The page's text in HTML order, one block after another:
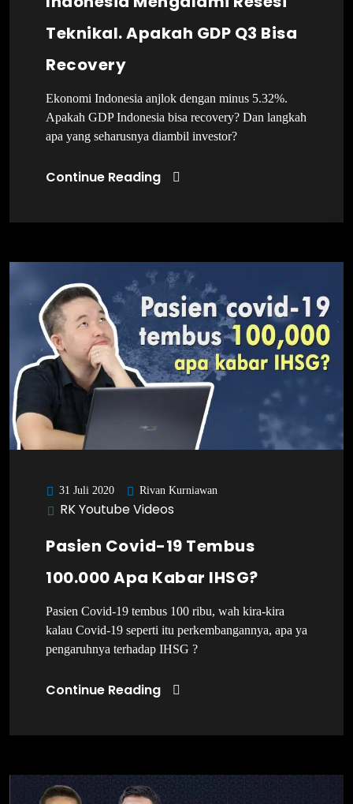
Teknikal. Apakah GDP Q3 Bisa
Recovery
Ekonomi Indonesia anjlok dengan minus 5.32%.
Apakah GDP Indonesia bisa recovery? Dan langkah
apa yang seharusnya diambil investor?
Continue Reading
31 Juli 2020 Rivan Kurniawan
RK Youtube Videos
Pasien Covid-19 Tembus
100.000 Apa Kabar IHSG?
Pasien Covid-19 tembus 100 ribu, wah kira-kira
kalau Covid-19 seperti itu perkembangannya, apa ya
pengaruhnya terhadap IHSG ?
Continue Reading